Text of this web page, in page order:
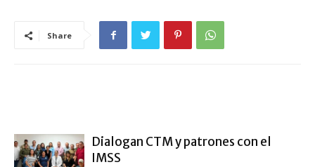
Share
Dialogan CTM y patrones con el
IMSS